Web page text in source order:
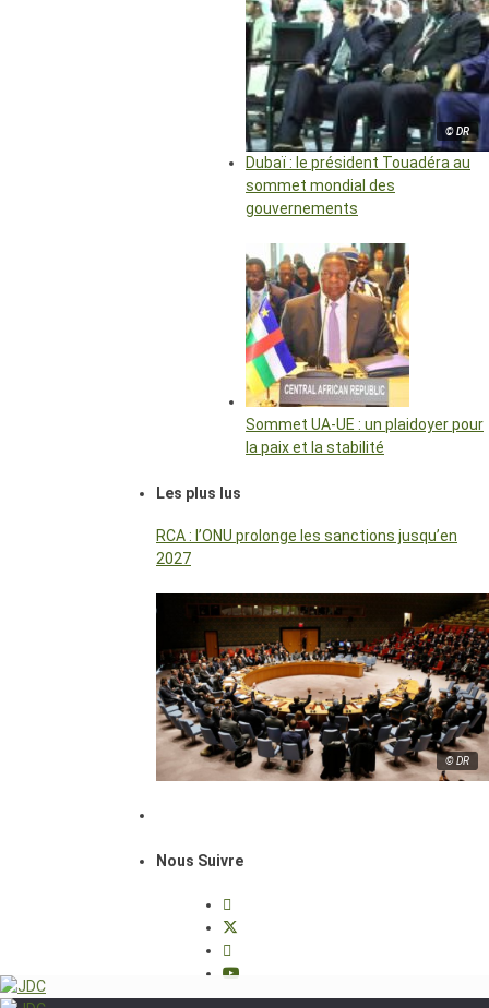
© DR
Dubaï : le président Touadéra au
sommet mondial des
gouvernements
Sommet UA-UE : un plaidoyer pour
la paix et la stabilité
Les plus lus
RCA : l’ONU prolonge les sanctions jusqu’en
2027
© DR
Nous Suivre